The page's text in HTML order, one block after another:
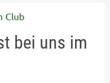
bei uns im